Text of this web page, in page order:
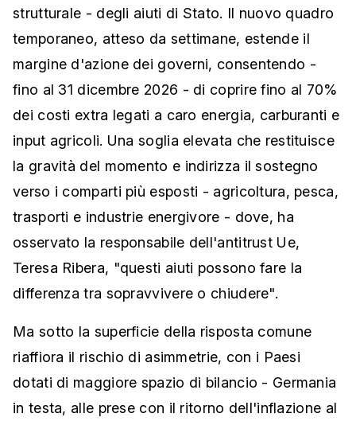
strutturale - degli aiuti di Stato. Il nuovo quadro
temporaneo, atteso da settimane, estende il
margine d'azione dei governi, consentendo -
fino al 31 dicembre 2026 - di coprire fino al 70%
dei costi extra legati a caro energia, carburanti e
input agricoli. Una soglia elevata che restituisce
la gravità del momento e indirizza il sostegno
verso i comparti più esposti - agricoltura, pesca,
trasporti e industrie energivore - dove, ha
osservato la responsabile dell'antitrust Ue,
Teresa Ribera, "questi aiuti possono fare la
differenza tra sopravvivere o chiudere".
Ma sotto la superficie della risposta comune
riaffiora il rischio di asimmetrie, con i Paesi
dotati di maggiore spazio di bilancio - Germania
in testa, alle prese con il ritorno dell'inflazione al